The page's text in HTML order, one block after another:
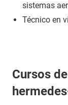
sistemas
Técnico en
Cursos